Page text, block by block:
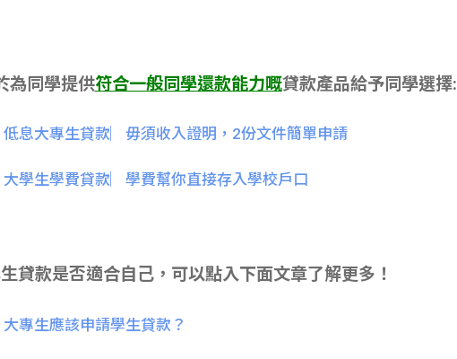
為同學提供符合一般同學還款能力嘅貸款產品給予同學選擇:
低息大專生貸款︳毋須收入證明，2份文件簡單申請
大學生學費貸款︳學費幫你直接存入學校戶口
貸款是否適合自己，可以點入下面文章了解更多！
大專生應該申請學生貸款？